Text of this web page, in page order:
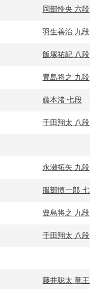
岡部怜央 六段
羽生善治 九段
飯塚祐紀 八段
豊島将之 九段
藤本渚 七段
千田翔太 八段
永瀬拓矢 九段
服部慎一郎
豊島将之 九段
千田翔太 八段
藤井聡太 竜